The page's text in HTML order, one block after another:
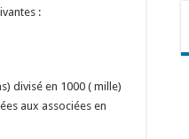
:
divisé en 1000 ( mille)
aux associées en